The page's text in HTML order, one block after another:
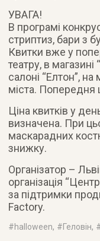
УВАГА!
В програмі
стриптиз, бари з
Квитки вже у
театру, в
салоні “Елтон”,
міста. Попередня
Ціна квитків у
визначена. При
маскарадних
знижку.
Організатор –
організація
за підтримки
Factory.
#halloween, #Геловін,